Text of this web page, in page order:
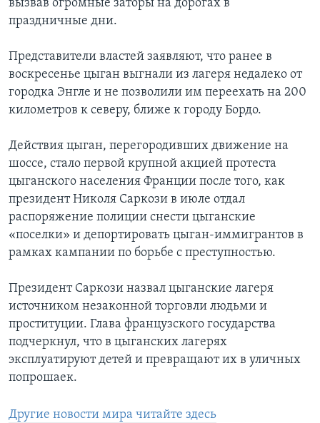
СОЦИАЛЬНЫЕ СЕТИ
Языки
вызвав огромные заторы на дорогах в
праздничные дни.
Представители властей заявляют, что ранее в
воскресенье цыган выгнали из лагеря недалеко от
городка Энгле и не позволили им переехать на 200
километров к северу, ближе к городу Бордо.
Действия цыган, перегородивших движение на
шоссе, стало первой крупной акцией протеста
цыганского населения Франции после того, как
президент Николя Саркози в июле отдал
распоряжение полиции снести цыганские
«поселки» и депортировать цыган-иммигрантов в
рамках кампании по борьбе с преступностью.
Президент Саркози назвал цыганские лагеря
источником незаконной торговли людьми и
проституции. Глава французского государства
подчеркнул, что в цыганских лагерях
эксплуатируют детей и превращают их в уличных
попрошаек.
Другие новости мира читайте здесь